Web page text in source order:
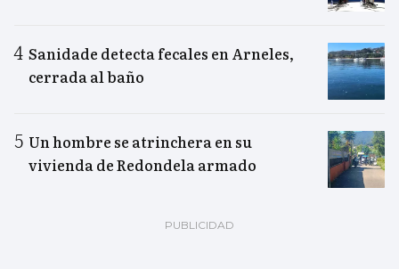
Sanidade detecta fecales en Arneles,
cerrada al baño
Un hombre se atrinchera en su
vivienda de Redondela armado